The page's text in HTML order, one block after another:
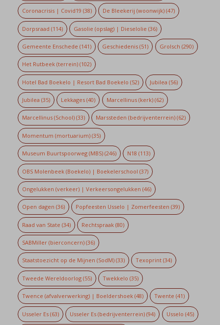
Coronacrisis | Covid19 (38) De Bleekerij (woonwijk) (47)
Dorpsraad (114) Gasolie (opslag) | Dieselolie (36)
Gemeente Enschede (141) Geschiedenis (51) Grolsch (290)
Het Rutbeek (terrein)(102)
Hotel Bad Boekelo | Resort Bad Boekelo (52) Jubilea (56)
Jubilea (35) Lekkages (40) Marcellinus (kerk)(62)
Marcellinus (School)(33) Marssteden (bedrijventerrein) (62)
Momentum (mortuarium)(35)
Museum Buurtspoorweg (MBS)(246) N18 (113)
OBS Molenbeek (Boekelo) | Boekelerschool (37)
Ongelukken (verkeer) | Verkeersongelukken (46)
Open dagen (36) Popfeesten Usselo | Zomerfeesten (39)
Raad van State (34) Rechtspraak (80)
SABMiller (bierconcern)(36)
Staatstoezicht op de Mijnen (SodM)(33) Texoprint (34)
Tweede Wereldoorlog(55) Twekkelo (35)
Twence (afvalverwerking) | Boeldershoek(48) Twente (41)
Usseler Es(63) Usseler Es (bedrijventerrein) (94) Usselo (45)